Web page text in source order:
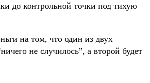
до контрольной точки под тихую
на том, что один из двух
не случилось”, а второй будет